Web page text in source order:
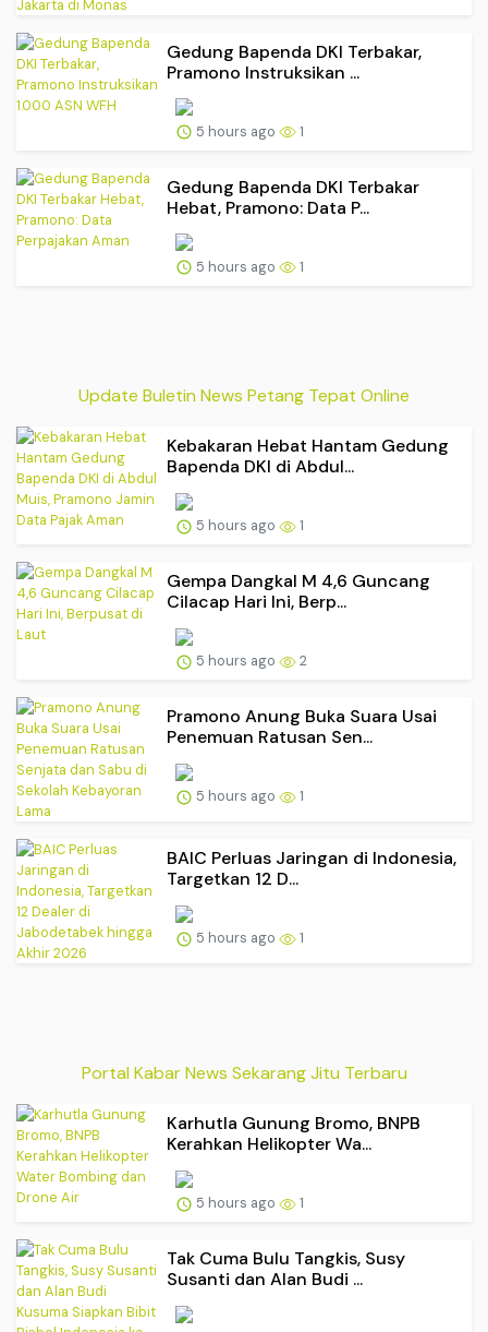
Gedung Bapenda DKI Terbakar,
Pramono Instruksikan ...
5 hours ago 1
Gedung Bapenda DKI Terbakar
Hebat, Pramono: Data P...
5 hours ago 1
Update Buletin News Petang Tepat Online
Kebakaran Hebat Hantam Gedung
Bapenda DKI di Abdul...
5 hours ago 1
Gempa Dangkal M 4,6 Guncang
Cilacap Hari Ini, Berp...
5 hours ago 2
Pramono Anung Buka Suara Usai
Penemuan Ratusan Sen...
5 hours ago 1
BAIC Perluas Jaringan di Indonesia,
Targetkan 12 D...
5 hours ago 1
Portal Kabar News Sekarang Jitu Terbaru
Karhutla Gunung Bromo, BNPB
Kerahkan Helikopter Wa...
5 hours ago 1
Tak Cuma Bulu Tangkis, Susy
Susanti dan Alan Budi ...